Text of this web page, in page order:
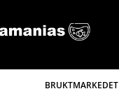
BRUKTMARKEDET